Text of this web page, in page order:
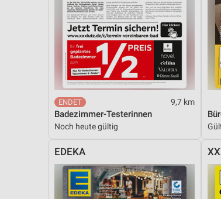
9,7 km
Badezimmer-Testerinnen
Noch heute gültig
EDEKA
Geräte anhand von aktiv angeforderten
Nicht-IAB-Verarbeitungszwecke:
Performance
Funktional